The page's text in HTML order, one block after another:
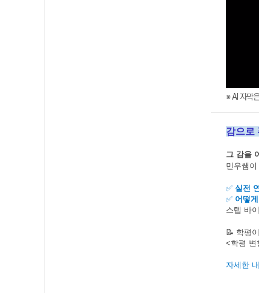
※ AI 자막
감으로
그 감을
민우쌤이
✅ 실전
✅ 어떻
스텝 바
📝 학평
<학평 변
자세한